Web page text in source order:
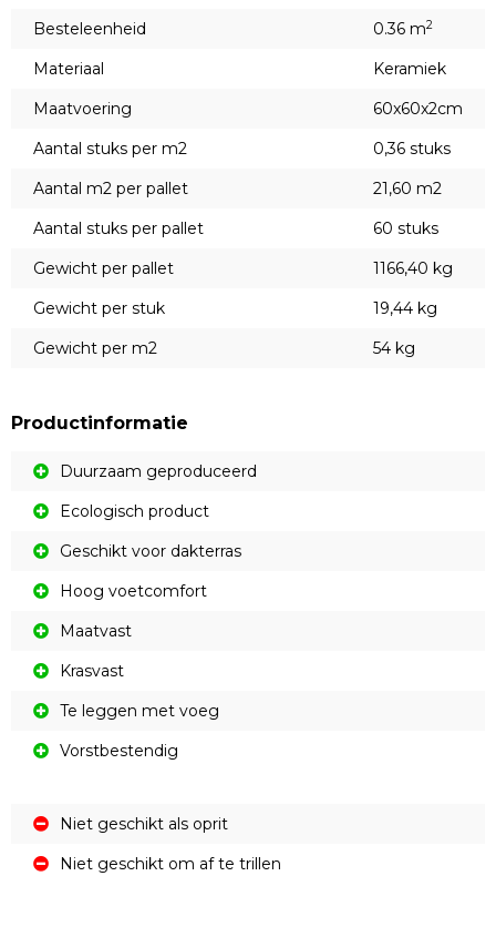
Besteleenheid
0.36 m2
Materiaal
Keramiek
Maatvoering
60x60x2cm
Aantal stuks per m2
0,36 stuks
Aantal m2 per pallet
21,60 m2
Aantal stuks per pallet
60 stuks
Gewicht per pallet
1166,40 kg
Gewicht per stuk
19,44 kg
Gewicht per m2
54 kg
Productinformatie
Duurzaam geproduceerd
Ecologisch product
Geschikt voor dakterras
Hoog voetcomfort
Maatvast
Krasvast
Te leggen met voeg
Vorstbestendig
Niet geschikt als oprit
Niet geschikt om af te trillen